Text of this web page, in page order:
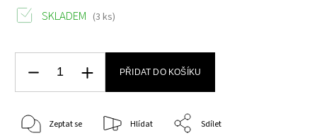
SKLADEM (3 ks)
PŘIDAT DO KOŠÍKU
Zeptat se Hlídat Sdílet